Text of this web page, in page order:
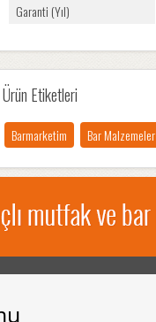
Garanti (Yıl)
Ürün Etiketleri
Barmarketim Bar Malzemeler